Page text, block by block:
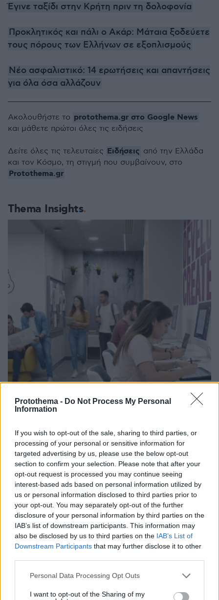
Protothema - Do Not Process My Personal
Information
If you wish to opt-out of the sale, sharing to third parties, or
processing of your personal or sensitive information for
targeted advertising by us, please use the below opt-out
section to confirm your selection. Please note that after your
opt-out request is processed you may continue seeing
interest-based ads based on personal information utilized by
us or personal information disclosed to third parties prior to
your opt-out. You may separately opt-out of the further
disclosure of your personal information by third parties on the
IAB’s list of downstream participants. This information may
also be disclosed by us to third parties on the IAB’s List of
Downstream Participants that may further disclose it to other
Please note that this website/app uses one or more Google
not limited to your visit or usage behaviour. You may click to
Personal Data Processing Opt Outs
I want to opt-out of the Sharing of my
Έγινε ταξίδι στην Κρήτη πριν τη δολοφονία
Προκλητικός και πάλι ο Ακάρ: Μάταια ξοδεύετε
τους πόρους των Ελλήνων σε εξοπλισμούς
Νέο ασφαλιστικό: 14 ερωτήσεις και απαντήσεις
για όλα όσα αλλάζουν
Thema Insights
Κάτι αλλάζει στον χάρτη της πανεπιστημιακής εκπαίδευσης
στην Ελλάδα
03.08.2026, 11:06
Εθνική Τράπεζα: Η κορυφαία επιλογή για τη χρηματοδότηση
μεγάλων έργων
30.07.2026, 15:25
Διασκεδάζουμε υπεύθυνα, επιστρέφουμε με ασφάλεια
29.07.2026, 09:39
Ακολουθήστε το protothema.gr στο Google News
και μάθετε πρώτοι όλες τις ειδήσεις
Δείτε όλες τις τελευταίες Ειδήσεις από την Ελλάδα
και τον Κόσμο, τη στιγμή που συμβαίνουν, στο
Protothema.gr
ΡΟΗ ΕΙΔΗΣΕΩΝ
Ειδήσεις Δημοφιλή Σχολιασμένα